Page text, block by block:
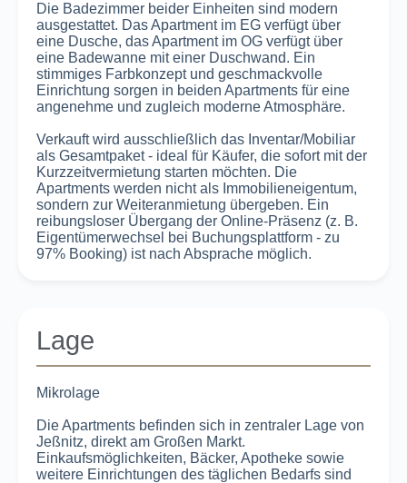
Die Badezimmer beider Einheiten sind modern
ausgestattet. Das Apartment im EG verfügt über
eine Dusche, das Apartment im OG verfügt über
eine Badewanne mit einer Duschwand. Ein
stimmiges Farbkonzept und geschmackvolle
Einrichtung sorgen in beiden Apartments für eine
angenehme und zugleich moderne Atmosphäre.
Verkauft wird ausschließlich das Inventar/Mobiliar
als Gesamtpaket - ideal für Käufer, die sofort mit der
Kurzzeitvermietung starten möchten. Die
Apartments werden nicht als Immobilieneigentum,
sondern zur Weiteranmietung übergeben. Ein
reibungsloser Übergang der Online-Präsenz (z. B.
Eigentümerwechsel bei Buchungsplattform - zu
97% Booking) ist nach Absprache möglich.
Lage
Mikrolage
Die Apartments befinden sich in zentraler Lage von
Jeßnitz, direkt am Großen Markt.
Einkaufsmöglichkeiten, Bäcker, Apotheke sowie
weitere Einrichtungen des täglichen Bedarfs sind